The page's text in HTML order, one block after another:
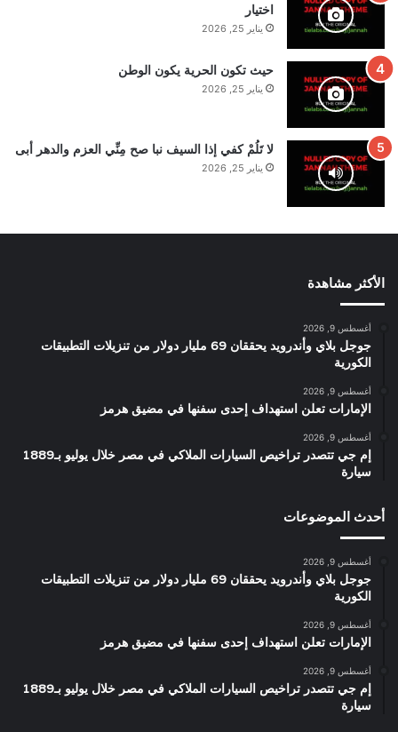
اختيار
يناير 25, 2026
حيث تكون الحرية يكون الوطن
يناير 25, 2026
لا تَلُمْ كفي إذا السيف نبا صح مِنِّي العزم والدهر أبى
يناير 25, 2026
الأكثر مشاهدة
أغسطس 9, 2026
جوجل بلاي وأندرويد يحققان 69 مليار دولار من تنزيلات التطبيقات
الكورية
أغسطس 9, 2026
الإمارات تعلن استهداف إحدى سفنها في مضيق هرمز
أغسطس 9, 2026
إم جي تتصدر تراخيص السيارات الملاكي في مصر خلال يوليو بـ1889
سيارة
أحدث الموضوعات
أغسطس 9, 2026
جوجل بلاي وأندرويد يحققان 69 مليار دولار من تنزيلات التطبيقات
الكورية
أغسطس 9, 2026
الإمارات تعلن استهداف إحدى سفنها في مضيق هرمز
أغسطس 9, 2026
إم جي تتصدر تراخيص السيارات الملاكي في مصر خلال يوليو بـ1889
سيارة